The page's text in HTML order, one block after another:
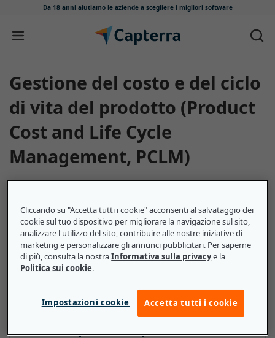
Da 18 anni aiutiamo le aziende a scegliere i migliori software
Salta e vai al contenuto
Gestione del costo e del ciclo
di vita del prodotto (Product
Cost and Life Cycle
Management, PCLM)
(PCLM) si occupa di un prodotto in tutte le fasi del suo
ciclo di vita, inclusi sviluppo, introduzione, crescita,
stabilità e declino. La PCLM garantisce che i prodotti
soddisfino i loro obiettivi in termini di profitti e/o costi.
Gestione del costo e del ciclo di
Cliccando su "Accetta tutti i cookie" acconsenti al salvataggio dei
cookie sul tuo dispositivo per migliorare la navigazione sul sito,
analizzare l'utilizzo del sito, contribuire alle nostre iniziative di
marketing e personalizzare gli annunci pubblicitari. Per saperne
di più, consulta la nostraInformativa sulla privacye la
Politica sui cookie.
Impostazioni cookie Accetta tutti i cookie